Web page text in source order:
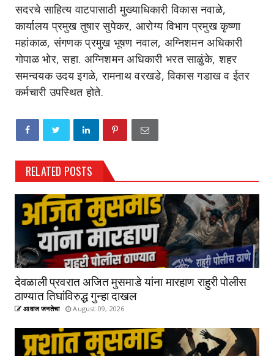
सदरचे साहित्य वाटपासाठी मुख्याधिकारी विकास नवाळे,
कार्यालय प्रमुख तुषार सुपेकर, आरोग्य विभाग प्रमुख कृष्णा
महांकाळ, संगणक प्रमुख भूषण नवाल, अग्निशमन अधिकारी
गोपाळ भोर, सहा. अग्निशमन अधिकारी भरत साळुंके, शहर
समन्वयक उदय इगळे, रामनाथ वरखडे, विकास गडाख व ईतर
कर्मचारी उपस्थित होते.
RELATED POSTS
देवळाली प्रवरात अजित मुसमाडे यांना मारहाण राहुरी पोलीस
ठाण्यात तिघांविरुद्ध गुन्हा दाखल
आवाज जनतेचा August 09, 2026